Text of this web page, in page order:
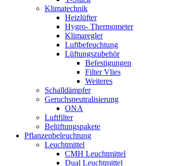
Klimatechnik
Heizlüfter
Hygro- Thermometer
Klimaregler
Luftbefeuchtung
Lüftungszubehör
Befestigungen
Filter Vlies
Weiteres
Schalldämpfer
Geruchsneutralisierung
ONA
Luftfilter
Belüftungspakete
Pflanzenbeleuchtung
Leuchtmittel
CMH Leuchtmittel
Dual Leuchtmittel